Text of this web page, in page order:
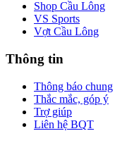
Shop Cầu Lông
VS Sports
Vợt Cầu Lông
Thông tin
Thông báo chung
Thắc mắc, góp ý
Trợ giúp
Liên hệ BQT